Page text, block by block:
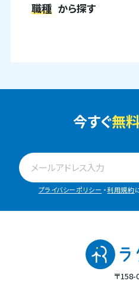
職種 から探す
今すぐ無
プライバシーポリシー ・利用規約
〒158-